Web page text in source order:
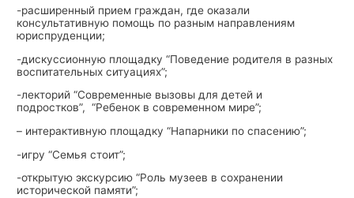
-расширенный прием граждан, где оказали
консультативную помощь по разным направлениям
юриспруденции;
-дискуссионную площадку “Поведение родителя в разных
воспитательных ситуациях”;
-лекторий “Современные вызовы для детей и
подростков”, “Ребенок в современном мире”;
– интерактивную площадку “Напарники по спасению”;
-игру “Семья стоит”;
-открытую экскурсию “Роль музеев в сохранении
исторической памяти”;